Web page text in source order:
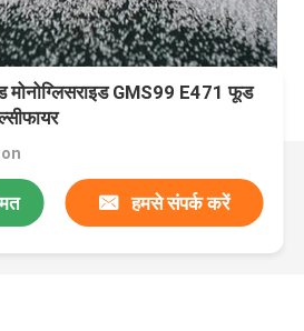
GMS99 E471 फूड
हमसे संपर्क करें